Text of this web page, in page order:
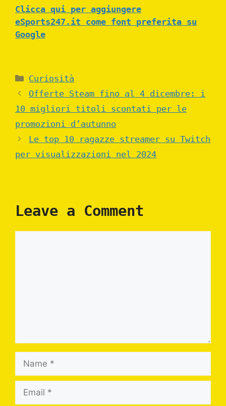
Clicca qui per aggiungere
eSports247.it come font preferita su
Google
Categories
Curiosità
Offerte Steam fino al 4 dicembre: i
10 migliori titoli scontati per le
promozioni d’autunno
Le top 10 ragazze streamer su Twitch
per visualizzazioni nel 2024
Leave a Comment